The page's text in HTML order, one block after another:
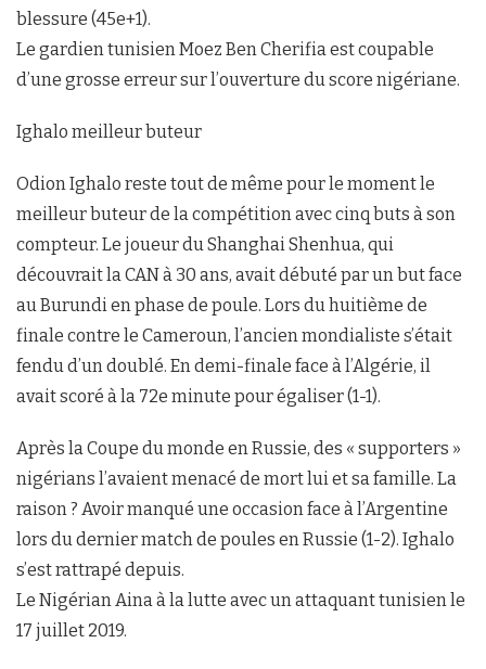
blessure (45e+1).
Le gardien tunisien Moez Ben Cherifia est coupable
d’une grosse erreur sur l’ouverture du score nigériane.
Ighalo meilleur buteur
Odion Ighalo reste tout de même pour le moment le
meilleur buteur de la compétition avec cinq buts à son
compteur. Le joueur du Shanghai Shenhua, qui
découvrait la CAN à 30 ans, avait débuté par un but face
au Burundi en phase de poule. Lors du huitième de
finale contre le Cameroun, l’ancien mondialiste s’était
fendu d’un doublé. En demi-finale face à l’Algérie, il
avait scoré à la 72e minute pour égaliser (1-1).
Après la Coupe du monde en Russie, des « supporters »
nigérians l’avaient menacé de mort lui et sa famille. La
raison ? Avoir manqué une occasion face à l’Argentine
lors du dernier match de poules en Russie (1-2). Ighalo
s’est rattrapé depuis.
Le Nigérian Aina à la lutte avec un attaquant tunisien le
17 juillet 2019.